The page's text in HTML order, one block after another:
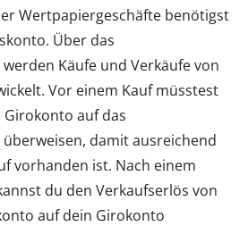
Wertpapiergeschäfte benötigst
Über das
Käufe und Verkäufe von
Vor einem Kauf müsstest
auf das
damit ausreichend
vorhanden ist. Nach einem
du den Verkaufserlös von
auf dein Girokonto